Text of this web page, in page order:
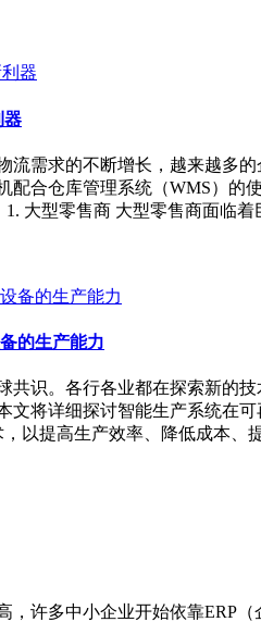
器
流需求的不断增长，越来越多
配合仓库管理系统（WMS）
大型零售商 大型零售商面临
的生产能力
共识。各行各业都在探索新的
文将详细探讨智能生产系统在
以提高生产效率、降低成本
，许多中小企业开始依靠ERP